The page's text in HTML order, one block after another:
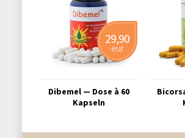
29,90
eur
Dibemel — Dose à 60
Kapseln